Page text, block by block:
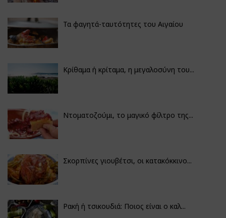
Τα φαγητά-ταυτότητες του Αιγαίου
Κρίθαμα ή κρίταμα, η μεγαλοσύνη του...
Ντοματοζούμι, το μαγικό φίλτρο της...
Σκορπίνες γιουβέτσι, οι κατακόκκινο...
Ρακή ή τσικουδιά: Ποιος είναι ο καλ...